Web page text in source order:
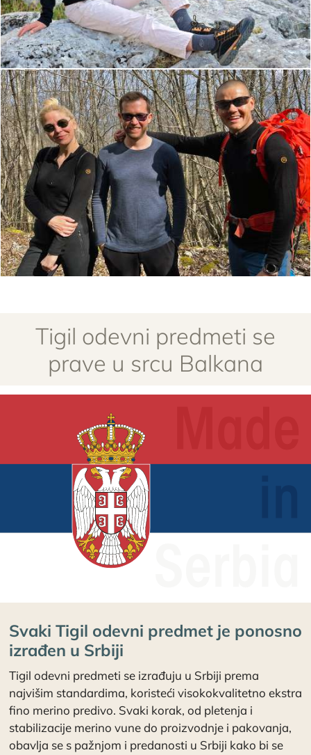
Tigil odevni predmeti se
prave u srcu Balkana
Svaki Tigil odevni predmet je ponosno
izrađen u Srbiji
Tigil odevni predmeti se izrađuju u Srbiji prema
najvišim standardima, koristeći visokokvalitetno ekstra
fino merino predivo. Svaki korak, od pletenja i
stabilizacije merino vune do proizvodnje i pakovanja,
obavlja se s pažnjom i predanosti u Srbiji kako bi se